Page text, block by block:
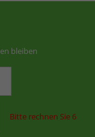
bleiben
Bitte rechnen Sie 6